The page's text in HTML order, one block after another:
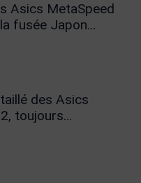
Asics MetaSpeed
fusée Japon
des Asics
toujours